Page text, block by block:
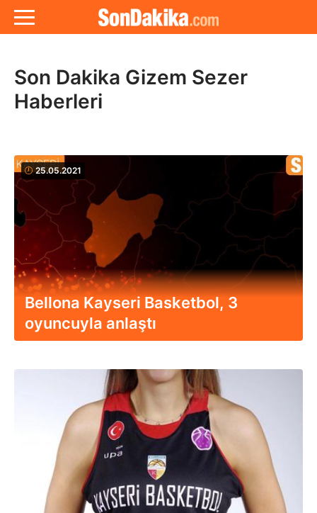
Son Dakika Gizem Sezer
Haberleri
25.05.2021
Bellona Kayseri Basketbol, 3
oyuncuyla anlaştı